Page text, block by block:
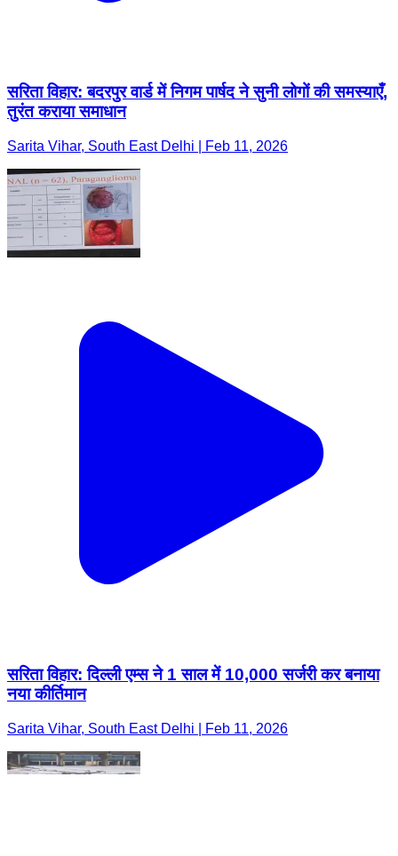
सरिता विहार: बदरपुर वार्ड में निगम पार्षद ने सुनी लोगों की समस्याएँ,
तुरंत कराया समाधान
Sarita Vihar, South East Delhi | Feb 11, 2026
सरिता विहार: दिल्ली एम्स ने 1 साल में 10,000 सर्जरी कर बनाया
नया कीर्तिमान
Sarita Vihar, South East Delhi | Feb 11, 2026